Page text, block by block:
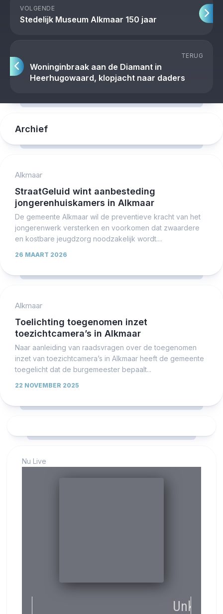
VOLGENDE
Stedelijk Museum Alkmaar 150 jaar
TERUG
Woninginbraak aan de Diamant in
Heerhugowaard, klopjacht naar daders
Archief
Alkmaar
StraatGeluid wint aanbesteding
jongerenhuiskamers in Alkmaar
De gemeente Alkmaar wil de preventieve kracht van het
jongerenwerk versterken en voorkomen dat zwaardere
en kostbare jeugdzorg noodzakelijk wordt....
26 MAART 2026
Alkmaar
Toelichting toegenomen inzet
toezichtcamera’s in Alkmaar
Naar aanleiding van raadsvragen over de toegenomen
inzet van toezichtcamera’s in Alkmaar heeft de gemeente
toegelicht dat de burgemeester bepaalt...
22 NOVEMBER 2025
Nu Live